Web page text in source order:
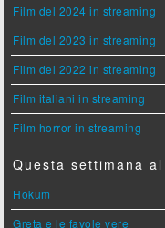
Film del 2024 in streaming
Film del 2023 in streaming
Film del 2022 in streaming
Film italiani in streaming
Film horror in streaming
Questa settimana
Hokum
Greta e le favole vere